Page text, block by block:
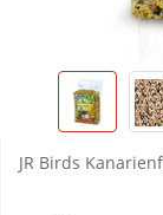
JR Birds